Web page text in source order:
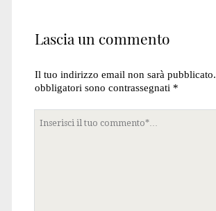
Lascia un commento
Il tuo indirizzo email non sarà pubblicato.
obbligatori sono contrassegnati *
commento